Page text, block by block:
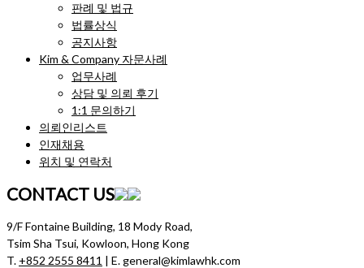
판례 및 법규
법률상식
공지사항
Kim & Company 자문사례
업무사례
상담 및 의뢰 후기
1:1 문의하기
의뢰인리스트
인재채용
위치 및 연락처
CONTACT US
9/F Fontaine Building, 18 Mody Road,
Tsim Sha Tsui, Kowloon, Hong Kong
T. +852 2555 8411 | E. general@kimlawhk.com